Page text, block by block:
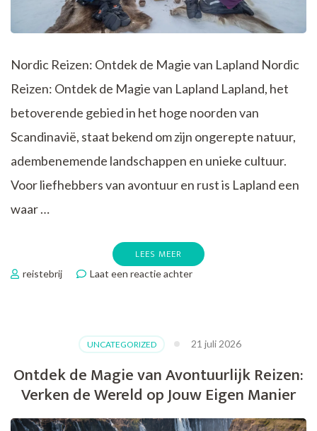
Nordic Reizen: Ontdek de Magie van Lapland Nordic
Reizen: Ontdek de Magie van Lapland Lapland, het
betoverende gebied in het hoge noorden van
Scandinavië, staat bekend om zijn ongerepte natuur,
adembenemende landschappen en unieke cultuur.
Voor liefhebbers van avontuur en rust is Lapland een
waar …
LEES MEER
reistebrij Laat een reactie achterop
Lapland:
de
Magie
het
UNCATEGORIZED 21 juli 2026
Ontdek de Magie van Avontuurlijk Reizen:
Verken de Wereld op Jouw Eigen Manier